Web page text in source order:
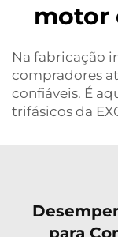
motor
Na fabricação
compradores
confiáveis. É
trifásicos da
para